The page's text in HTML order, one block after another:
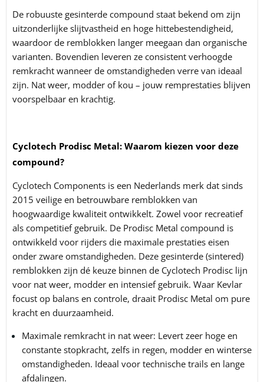
De robuuste gesinterde compound staat bekend om zijn
uitzonderlijke slijtvastheid en hoge hittebestendigheid,
waardoor de remblokken langer meegaan dan organische
varianten. Bovendien leveren ze consistent verhoogde
remkracht wanneer de omstandigheden verre van ideaal
zijn. Nat weer, modder of kou – jouw remprestaties blijven
voorspelbaar en krachtig.
Cyclotech Prodisc Metal: Waarom kiezen voor deze
compound?
Cyclotech Components is een Nederlands merk dat sinds
2015 veilige en betrouwbare remblokken van
hoogwaardige kwaliteit ontwikkelt. Zowel voor recreatief
als competitief gebruik. De Prodisc Metal compound is
ontwikkeld voor rijders die maximale prestaties eisen
onder zware omstandigheden. Deze gesinterde (sintered)
remblokken zijn dé keuze binnen de Cyclotech Prodisc lijn
voor nat weer, modder en intensief gebruik. Waar Kevlar
focust op balans en controle, draait Prodisc Metal om pure
kracht en duurzaamheid.
Maximale remkracht in nat weer: Levert zeer hoge en
constante stopkracht, zelfs in regen, modder en winterse
omstandigheden. Ideaal voor technische trails en lange
afdalingen.